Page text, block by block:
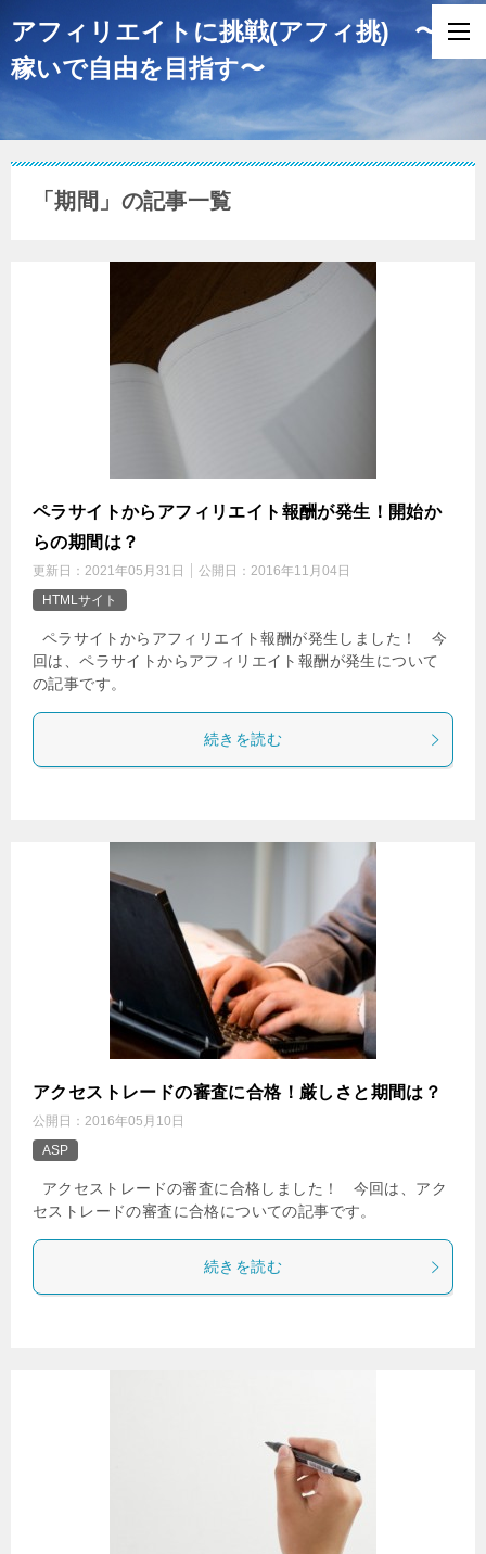
アフィリエイトに挑戦(アフィ挑) 〜
稼いで自由を目指す〜
「期間」の記事一覧
ペラサイトからアフィリエイト報酬が発生！開始か
らの期間は？
更新日： 2021年05月31日 公開日： 2016年11月04日
HTMLサイト
ペラサイトからアフィリエイト報酬が発生しました！ 今
回は、ペラサイトからアフィリエイト報酬が発生について
の記事です。
続きを読む
アクセストレードの審査に合格！厳しさと期間は？
公開日： 2016年05月10日
ASP
アクセストレードの審査に合格しました！ 今回は、アク
セストレードの審査に合格についての記事です。
続きを読む